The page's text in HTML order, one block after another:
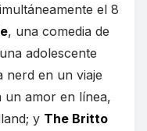
el 8
, una comedia de
adolescente
nerd en un viaje
amor en línea,
y The Britto